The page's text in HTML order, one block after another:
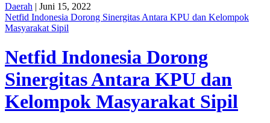
Daerah | Juni 15, 2022
Netfid Indonesia Dorong Sinergitas Antara KPU dan Kelompok
Masyarakat Sipil
Netfid Indonesia Dorong
Sinergitas Antara KPU dan
Kelompok Masyarakat Sipil